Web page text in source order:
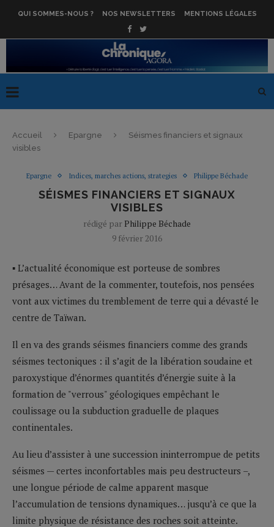
QUI SOMMES-NOUS ? NOS NEWSLETTERS MENTIONS LÉGALES
Accueil Epargne
Séismes financiers et signaux
visibles
Epargne Indices, marches actions, strategies Philippe Béchade
SÉISMES FINANCIERS ET SIGNAUX
VISIBLES
rédigé par Philippe Béchade
9 février 2016
▪ L’actualité économique est porteuse de sombres
présages… Avant de la commenter, toutefois, nos pensées
vont aux victimes du tremblement de terre qui a dévasté le
centre de Taïwan.
Il en va des grands séismes financiers comme des grands
séismes tectoniques : il s’agit de la libération soudaine et
paroxystique d’énormes quantités d’énergie suite à la
formation de "verrous" géologiques empêchant le
coulissage ou la subduction graduelle de plaques
continentales.
Au lieu d’assister à une succession ininterrompue de petits
séismes — certes inconfortables mais peu destructeurs –,
une longue période de calme apparent masque
l’accumulation de tensions dynamiques… jusqu’à ce que la
limite physique de résistance des roches soit atteinte.